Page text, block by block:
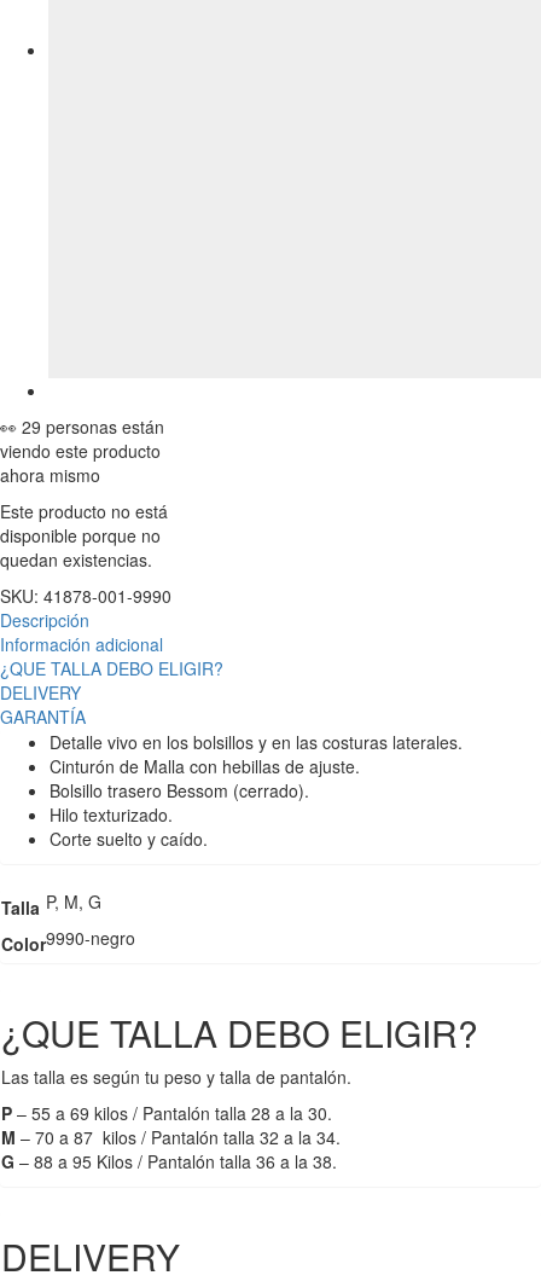
👀 29 personas están
viendo este producto
ahora mismo
Este producto no está
disponible porque no
quedan existencias.
SKU: 41878-001-9990
Descripción
Información adicional
¿QUE TALLA DEBO ELIGIR?
DELIVERY
GARANTÍA
Detalle vivo en los bolsillos y en las costuras laterales.
Cinturón de Malla con hebillas de ajuste.
Bolsillo trasero Bessom (cerrado).
Hilo texturizado.
Corte suelto y caído.
Talla P, M, G
Color9990-negro
¿QUE TALLA DEBO ELIGIR?
Las talla es según tu peso y talla de pantalón.
P – 55 a 69 kilos / Pantalón talla 28 a la 30.
M – 70 a 87 kilos / Pantalón talla 32 a la 34.
G – 88 a 95 Kilos / Pantalón talla 36 a la 38.
DELIVERY